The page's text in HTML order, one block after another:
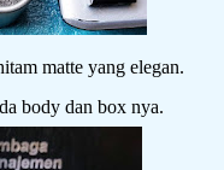
matte yang elegan.
body dan box nya.